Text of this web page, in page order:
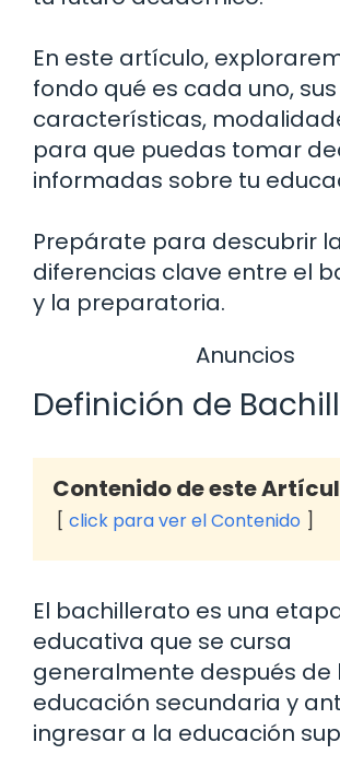
En este artículo,
fondo qué es cada uno, sus
características,
para que puedas tomar
informadas sobre tu
Prepárate para descubrir
diferencias clave entre el
y la preparatoria.
Anuncios
Definición de
Contenido de este
click para ver el Contenido
El bachillerato es una
educativa que se cursa
generalmente después de
educación secundaria y
ingresar a la educación